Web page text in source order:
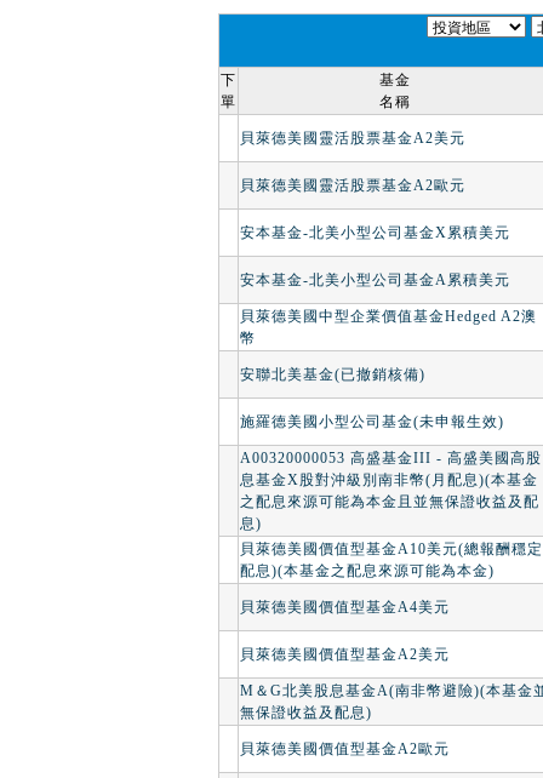
下
單
基金
名稱
貝萊德美國靈活股票基金A2美元
貝萊德美國靈活股票基金A2歐元
安本基金-北美小型公司基金X累積美元
安本基金-北美小型公司基金A累積美元
貝萊德美國中型企業價值基金Hedged A2澳
幣
安聯北美基金(已撤銷核備)
施羅德美國小型公司基金(未申報生效)
A00320000053 高盛基金III - 高盛美國高股
息基金X股對沖級別南非幣(月配息)(本基金
之配息來源可能為本金且並無保證收益及配
息)
貝萊德美國價值型基金A10美元(總報酬穩定
配息)(本基金之配息來源可能為本金)
貝萊德美國價值型基金A4美元
貝萊德美國價值型基金A2美元
M＆G北美股息基金A(南非幣避險)(本基金
無保證收益及配息)
貝萊德美國價值型基金A2歐元